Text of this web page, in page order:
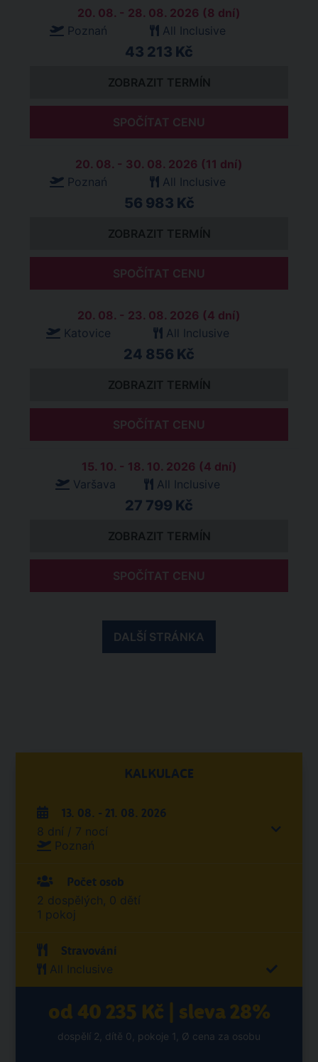
20. 08. - 28. 08. 2026 (8 dní)
Poznań
All Inclusive
43 213 Kč
ZOBRAZIT TERMÍN
SPOČÍTAT CENU
20. 08. - 30. 08. 2026 (11 dní)
Poznań
All Inclusive
56 983 Kč
ZOBRAZIT TERMÍN
SPOČÍTAT CENU
20. 08. - 23. 08. 2026 (4 dní)
Katovice
All Inclusive
24 856 Kč
ZOBRAZIT TERMÍN
SPOČÍTAT CENU
15. 10. - 18. 10. 2026 (4 dní)
Varšava
All Inclusive
27 799 Kč
ZOBRAZIT TERMÍN
SPOČÍTAT CENU
DALŠÍ STRÁNKA
KALKULACE
13. 08. - 21. 08. 2026
8 dní / 7 nocí
Poznań
Počet osob
2 dospělých, 0 dětí
1 pokoj
Stravování
All Inclusive
od 40 235 Kč | sleva 28%
dospělí 2, dítě 0, pokoje 1, Ø cena za osobu